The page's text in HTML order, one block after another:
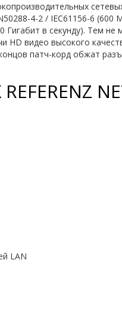
4-2 / IEC61156-6
Гигабит в секунду). Тем
HD видео высокого
патч-корд обжат
LAN